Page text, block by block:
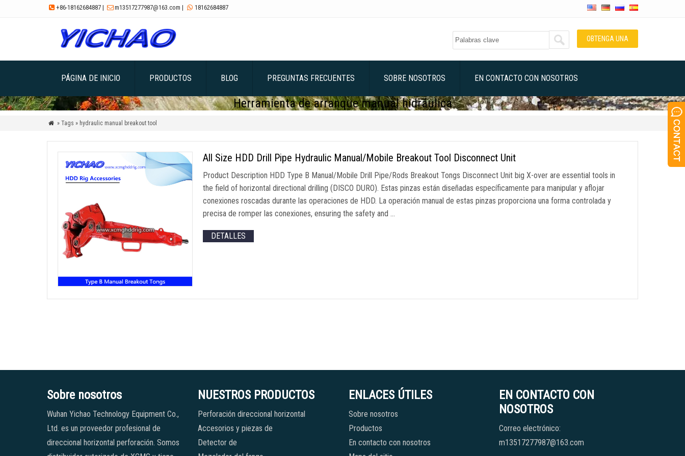
 +86-18162684887 | m13517277987@163.com |  18162684887
OBTENGA UNA
PÁGINA DE INICIO PRODUCTOS BLOG PREGUNTAS FRECUENTES SOBRE NOSOTROS EN CONTACTO CON NOSOTROS
Herramienta de arranque manual hidráulica
 » Tags » hydraulic manual breakout tool
All Size HDD Drill Pipe Hydraulic Manual/Mobile Breakout Tool Disconnect Unit
Product Description HDD Type B Manual/Mobile Drill Pipe/Rods Breakout Tongs Disconnect Unit big X-over are essential tools in
the field of horizontal directional drilling (DISCO DURO). Estas pinzas están diseñadas específicamente para manipular y aflojar
conexiones roscadas durante las operaciones de HDD. La operación manual de estas pinzas proporciona una forma controlada y
precisa de romper las conexiones,ensuring the safety and …
DETALLES
Sobre nosotros
Wuhan Yichao Technology Equipment Co.,
Ltd. es un proveedor profesional de
direccional horizontal perforación. Somos
NUESTROS PRODUCTOS
Perforación direccional horizontal
Accesorios y piezas de
Detector de
ENLACES ÚTILES
Sobre nosotros
Productos
En contacto con nosotros
EN CONTACTO CON
NOSOTROS
Correo electrónico:
m13517277987@163.com